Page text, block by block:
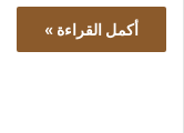
أكمل القراءة »